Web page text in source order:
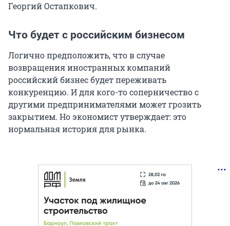
Георгий Остапкович.
Что будет с российским бизнесом
Логично предположить, что в случае
возвращения иностранных компаний
российский бизнес будет переживать
конкуренцию. И для кого-то соперничество с
другими предпринимателями может грозить
закрытием. Но экономист утверждает: это
нормальная история для рынка.